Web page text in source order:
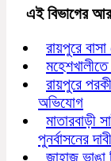
এই বিভাগের
রায়পুরে
রায়পুরে
অভিযোগ
মাতারবাড়ী
পুনর্বাসনের
জাহাজ